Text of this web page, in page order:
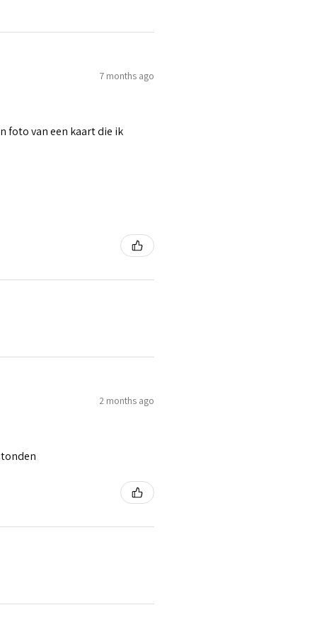
7 months ago
foto van een kaart die ik
2 months ago